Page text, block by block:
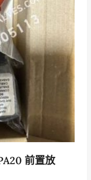
前置放